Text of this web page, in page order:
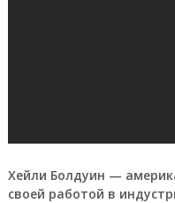
Хейли Болдуин —
своей работой в